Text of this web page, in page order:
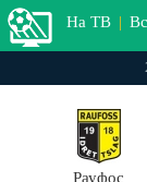
На ТВ |
Рауфос